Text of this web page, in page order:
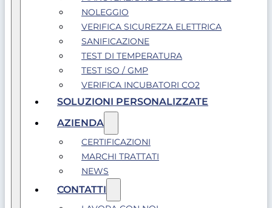
NOLEGGIO
VERIFICA SICUREZZA ELETTRICA
SANIFICAZIONE
TEST DI TEMPERATURA
TEST ISO / GMP
VERIFICA INCUBATORI CO2
SOLUZIONI PERSONALIZZATE
AZIENDA
CERTIFICAZIONI
MARCHI TRATTATI
NEWS
CONTATTI